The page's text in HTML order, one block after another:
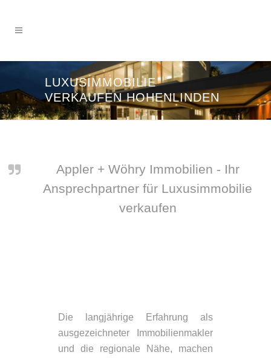
LUXUSIMMOBILIE
VERKAUFEN HOHENLINDEN
Appler + Wöhry Immobilien - Ihr
Ansprechpartner für Luxusimmobilie
verkaufen
Die langjährige Erfahrung als
ausgezeichneter Immobilienmakler
und die regionale Nähe, machen